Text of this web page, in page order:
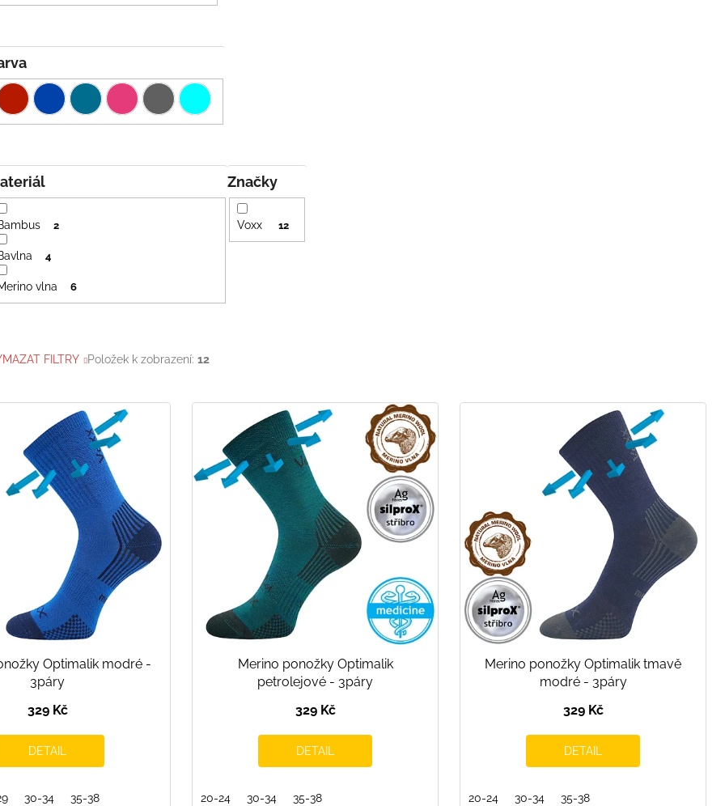
Značky
Voxx 12
Materiál
2
4
vlna 6
FILTRY Položek k zobrazení: 12
Optimalik modré -
3páry
329 Kč
DETAIL
30-34 35-38
Merino ponožky Optimalik
petrolejové - 3páry
329 Kč
DETAIL
20-24 30-34 35-38
Merino ponožky Optimalik tmavě
modré - 3páry
329 Kč
DETAIL
20-24 30-34 35-38